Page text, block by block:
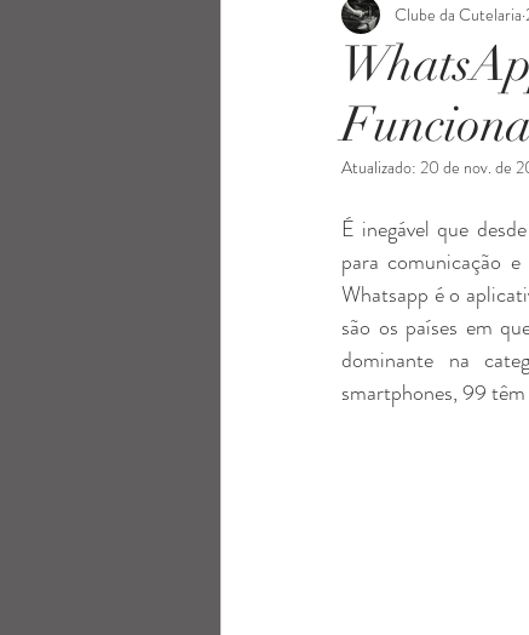
ENTRETENIMENTOClube da Cutelaria
Atualizado: 20 de nov. de
É inegável que
para comunicação
Whatsapp é o
são os países em
dominante na
smartphones, 99